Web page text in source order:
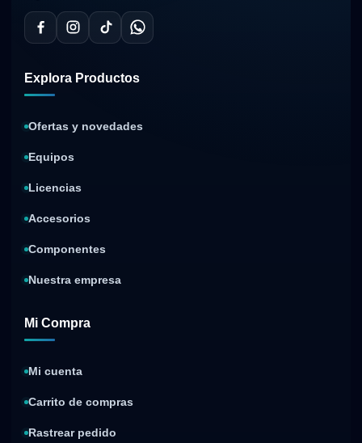
Explora Productos
Ofertas y novedades
Equipos
Licencias
Accesorios
Componentes
Nuestra empresa
Mi Compra
Mi cuenta
Carrito de compras
Rastrear pedido